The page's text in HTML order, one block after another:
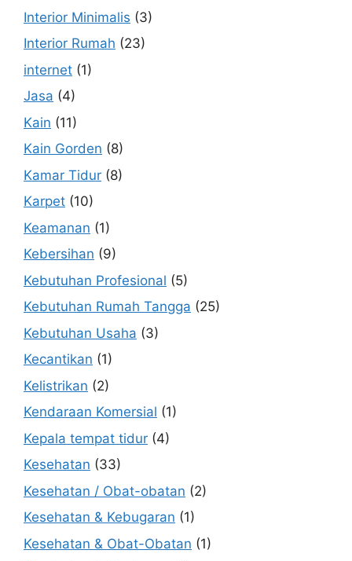
Interior Minimalis (3)
Interior Rumah (23)
internet (1)
Jasa (4)
Kain (11)
Kain Gorden (8)
Kamar Tidur (8)
Karpet (10)
Keamanan (1)
Kebersihan (9)
Kebutuhan Profesional (5)
Kebutuhan Rumah Tangga (25)
Kebutuhan Usaha (3)
Kecantikan (1)
Kelistrikan (2)
Kendaraan Komersial (1)
Kepala tempat tidur (4)
Kesehatan (33)
Kesehatan / Obat-obatan (2)
Kesehatan & Kebugaran (1)
Kesehatan & Obat-Obatan (1)